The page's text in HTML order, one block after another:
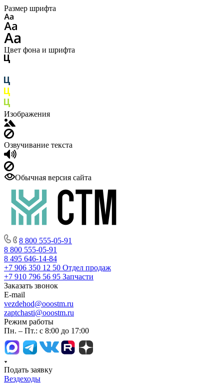
Размер шрифта
Цвет фона и шрифта
Изображения
Озвучивание текста
Обычная версия сайта
8 800 555-05-91
8 800 555-05-91
8 495 646-14-84
+7 906 350 12 50 Отдел продаж
+7 910 796 56 95 Запчасти
Заказать звонок
E-mail
vezdehod@ooostm.ru
zaptchasti@ooostm.ru
Режим работы
Пн. – Пт.: с 8:00 до 17:00
Подать заявку
Вездеходы